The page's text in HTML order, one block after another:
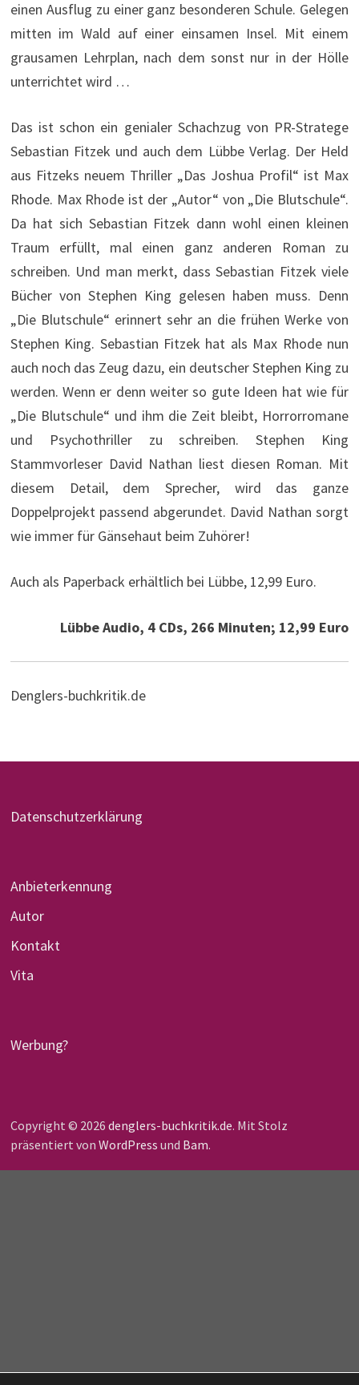
einen Ausflug zu einer ganz besonderen Schule. Gelegen
mitten im Wald auf einer einsamen Insel. Mit einem
grausamen Lehrplan, nach dem sonst nur in der Hölle
unterrichtet wird …
Das ist schon ein genialer Schachzug von PR-Stratege
Sebastian Fitzek und auch dem Lübbe Verlag. Der Held
aus Fitzeks neuem Thriller „Das Joshua Profil“ ist Max
Rhode. Max Rhode ist der „Autor“ von „Die Blutschule“.
Da hat sich Sebastian Fitzek dann wohl einen kleinen
Traum erfüllt, mal einen ganz anderen Roman zu
schreiben. Und man merkt, dass Sebastian Fitzek viele
Bücher von Stephen King gelesen haben muss. Denn
„Die Blutschule“ erinnert sehr an die frühen Werke von
Stephen King. Sebastian Fitzek hat als Max Rhode nun
auch noch das Zeug dazu, ein deutscher Stephen King zu
werden. Wenn er denn weiter so gute Ideen hat wie für
„Die Blutschule“ und ihm die Zeit bleibt, Horrorromane
und Psychothriller zu schreiben. Stephen King
Stammvorleser David Nathan liest diesen Roman. Mit
diesem Detail, dem Sprecher, wird das ganze
Doppelprojekt passend abgerundet. David Nathan sorgt
wie immer für Gänsehaut beim Zuhörer!
Auch als Paperback erhältlich bei Lübbe, 12,99 Euro.
Lübbe Audio, 4 CDs, 266 Minuten; 12,99 Euro
Denglers-buchkritik.de
Datenschutzerklärung
Anbieterkennung
Autor
Kontakt
Vita
Werbung?
Copyright © 2026 denglers-buchkritik.de. Mit Stolz
präsentiert von WordPress und Bam.